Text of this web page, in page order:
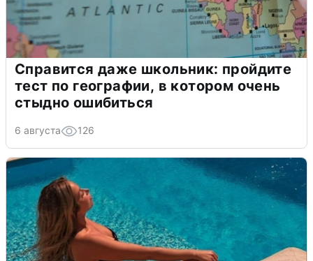
Справится даже школьник: пройдите
тест по географии, в котором очень
стыдно ошибиться
6 августа 126